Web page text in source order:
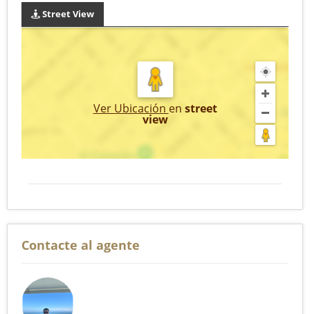
Street View
Ver Ubicación en street
view
Contacte al agente